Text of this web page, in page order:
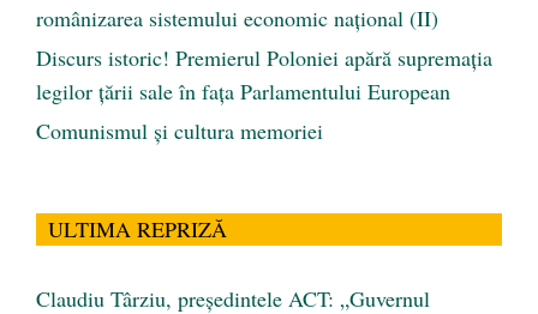
românizarea sistemului economic naţional (II)
Discurs istoric! Premierul Poloniei apără supremația
legilor țării sale în fața Parlamentului European
Comunismul şi cultura memoriei
ULTIMA REPRIZĂ
Claudiu Târziu, președintele ACT: „Guvernul